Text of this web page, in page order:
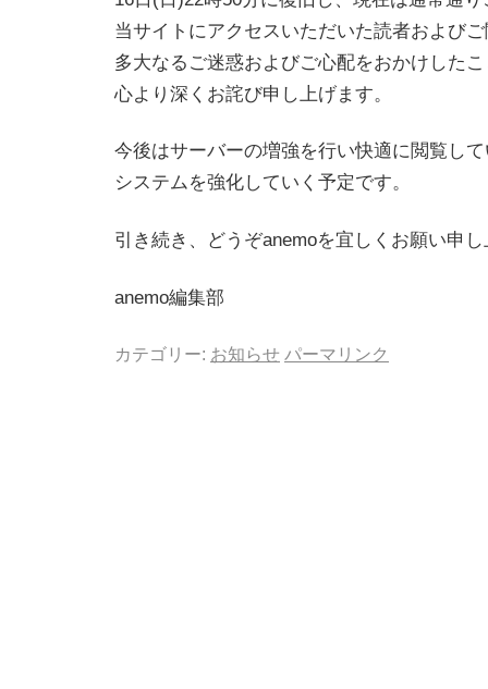
当サイトにアクセスいただいた読者および
多大なるご迷惑およびご心配をおかけした
心より深くお詫び申し上げます。
今後はサーバーの増強を行い快適に閲覧し
システムを強化していく予定です。
引き続き、どうぞanemoを宜しくお願い申
anemo編集部
カテゴリー: お知らせ パーマリンク